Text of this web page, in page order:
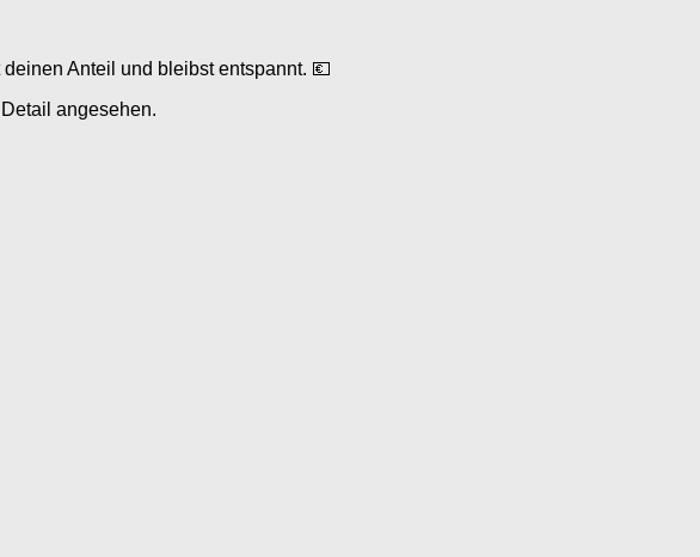
Anteil und bleibst entspannt. 💶
angesehen.